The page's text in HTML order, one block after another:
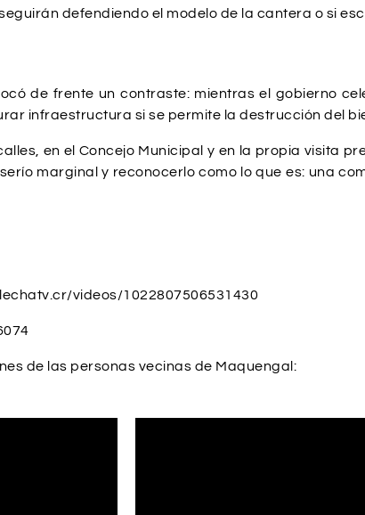
defendiendo el modelo de la cantera o si
de frente un contraste: mientras el gobierno
infraestructura si se permite la destrucción del
en el Concejo Municipal y en la propia visita
marginal y reconocerlo como lo que es: una
videos/1022807506531430
de las personas vecinas de Maquengal: